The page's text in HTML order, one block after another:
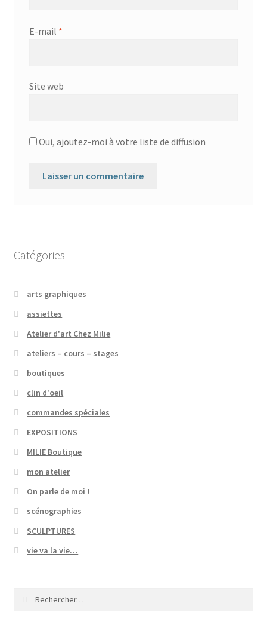
E-mail *
Site web
Oui, ajoutez-moi à votre liste de diffusion
Catégories
arts graphiques
assiettes
Atelier d'art Chez Milie
ateliers – cours – stages
boutiques
clin d'oeil
commandes spéciales
EXPOSITIONS
MILIE Boutique
mon atelier
On parle de moi !
scénographies
SCULPTURES
vie va la vie…